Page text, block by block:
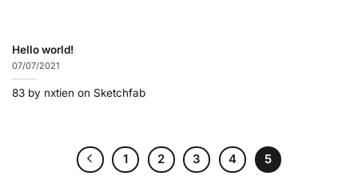
Hello world!
07/07/2021
83 by nxtien on Sketchfab
1 2 3 4 5